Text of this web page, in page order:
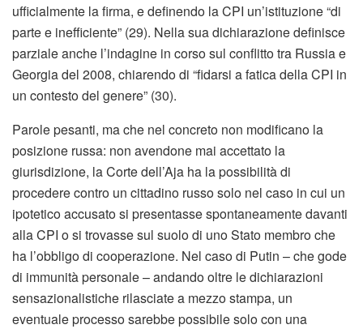
ufficialmente la firma, e definendo la CPI un’istituzione “di
parte e inefficiente” (29). Nella sua dichiarazione definisce
parziale anche l’indagine in corso sul conflitto tra Russia e
Georgia del 2008, chiarendo di “fidarsi a fatica della CPI in
un contesto del genere” (30).
Parole pesanti, ma che nel concreto non modificano la
posizione russa: non avendone mai accettato la
giurisdizione, la Corte dell’Aja ha la possibilità di
procedere contro un cittadino russo solo nel caso in cui un
ipotetico accusato si presentasse spontaneamente davanti
alla CPI o si trovasse sul suolo di uno Stato membro che
ha l’obbligo di cooperazione. Nel caso di Putin – che gode
di immunità personale – andando oltre le dichiarazioni
sensazionalistiche rilasciate a mezzo stampa, un
eventuale processo sarebbe possibile solo con una